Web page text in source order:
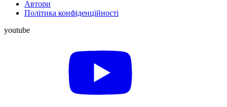
Автори
Політика конфіденційності
youtube